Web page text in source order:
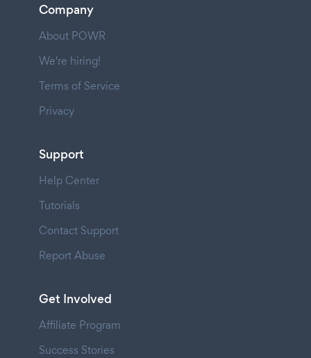
Company
About POWR
We're hiring!
Terms of Service
Privacy
Support
Help Center
Tutorials
Contact Support
Report Abuse
Get Involved
Affiliate Program
Success Stories